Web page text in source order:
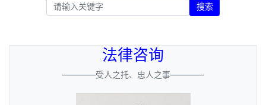
搜索
法律咨询
————受人之托、忠人之事————